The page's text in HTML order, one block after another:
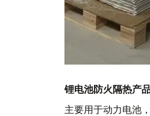
锂电池防火隔热产
主要用于动力电池